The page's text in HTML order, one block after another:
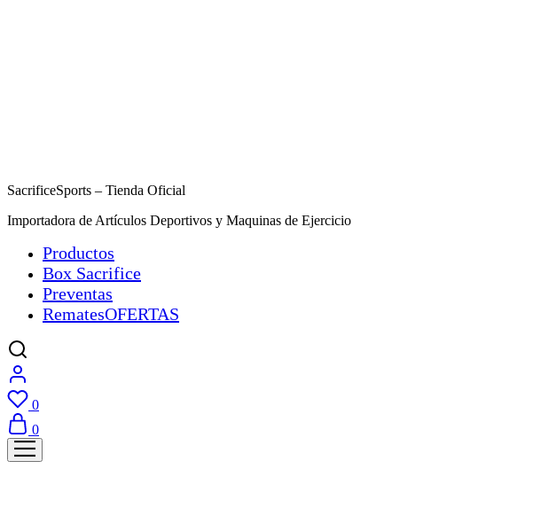
SacrificeSports – Tienda Oficial
Importadora de Artículos Deportivos y Maquinas de Ejercicio
Productos
Box Sacrifice
Preventas
RematesOFERTAS
0
0